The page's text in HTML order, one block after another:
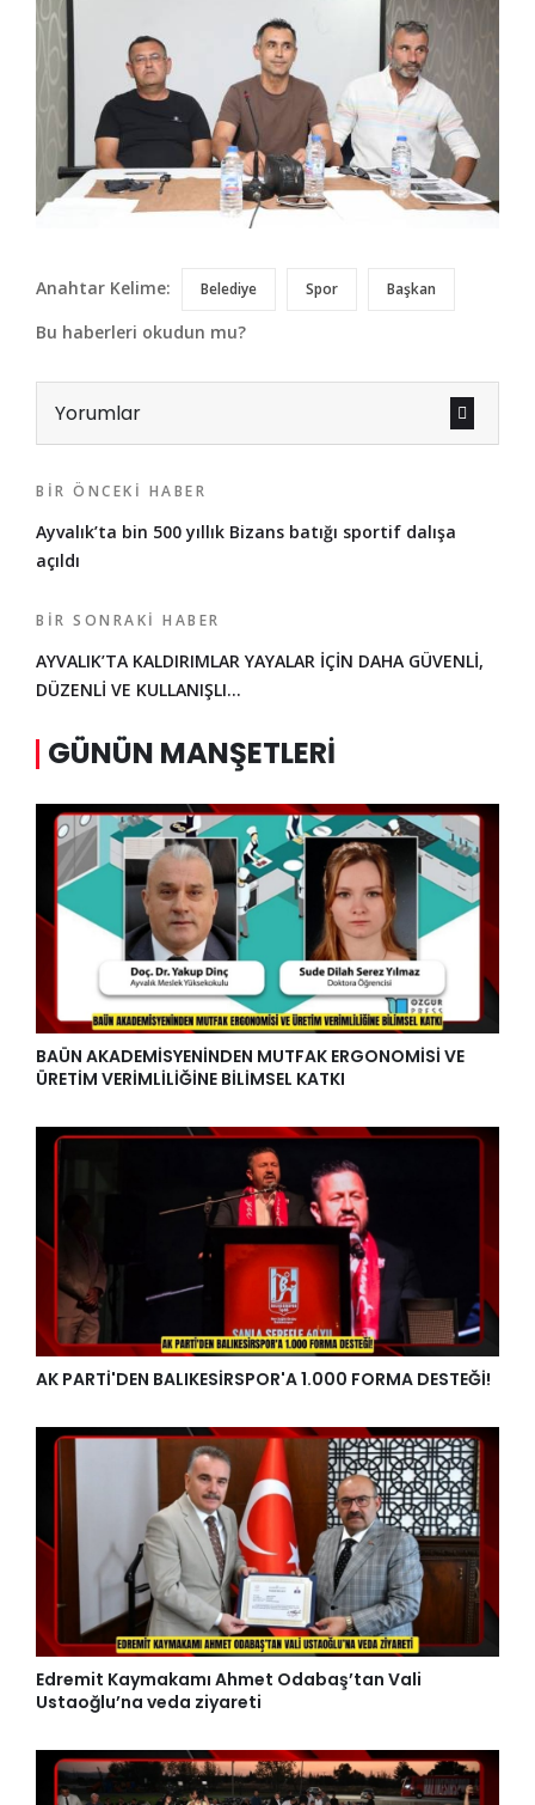
Anahtar Kelime: Belediye Spor Başkan
Bu haberleri okudun mu?
Yorumlar
BIR ÖNCEKI HABER
Ayvalık’ta bin 500 yıllık Bizans batığı sportif dalışa
açıldı
BIR SONRAKI HABER
AYVALIK’TA KALDIRIMLAR YAYALAR İÇİN DAHA GÜVENLİ,
DÜZENLİ VE KULLANIŞLI…
GÜNÜN MANŞETLERI
BAÜN AKADEMİSYENİNDEN MUTFAK ERGONOMİSİ VE
ÜRETİM VERİMLİLİĞİNE BİLİMSEL KATKI
AK PARTİ'DEN BALIKESİRSPOR'A 1.000 FORMA DESTEĞİ!
Edremit Kaymakamı Ahmet Odabaş’tan Vali
Ustaoğlu’na veda ziyareti